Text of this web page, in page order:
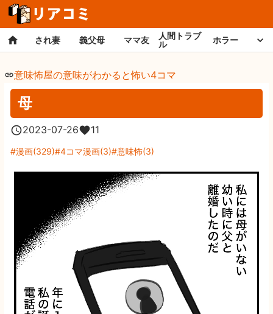
され妻 義父母 ママ友
人間トラブ
ル
ホラー
意味怖屋の意味がわかると怖い4コマ
母
2023-07-26 11
漫画(329) 4コマ漫画(3) 意味怖(3)